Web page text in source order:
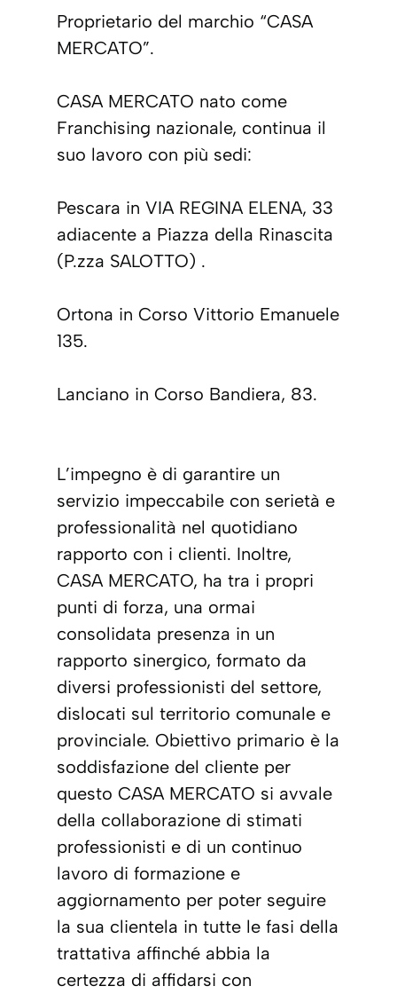
Proprietario del marchio “CASA
MERCATO”.
CASA MERCATO nato come
Franchising nazionale, continua il
suo lavoro con più sedi:
Pescara in VIA REGINA ELENA, 33
adiacente a Piazza della Rinascita
(P.zza SALOTTO) .
Ortona in Corso Vittorio Emanuele
135.
Lanciano in Corso Bandiera, 83.
L’impegno è di garantire un
servizio impeccabile con serietà e
professionalità nel quotidiano
rapporto con i clienti. Inoltre,
CASA MERCATO, ha tra i propri
punti di forza, una ormai
consolidata presenza in un
rapporto sinergico, formato da
diversi professionisti del settore,
dislocati sul territorio comunale e
provinciale. Obiettivo primario è la
soddisfazione del cliente per
questo CASA MERCATO si avvale
della collaborazione di stimati
professionisti e di un continuo
lavoro di formazione e
aggiornamento per poter seguire
la sua clientela in tutte le fasi della
trattativa affinché abbia la
certezza di affidarsi con